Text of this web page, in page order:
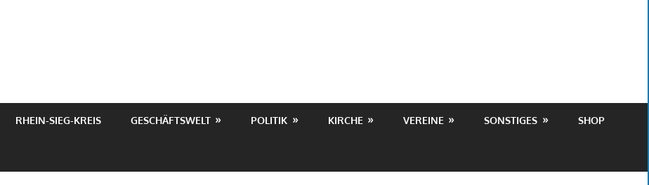
RHEIN-SIEG-KREIS GESCHÄFTSWELT POLITIK KIRCHE VEREINE SONSTIGES SHOP